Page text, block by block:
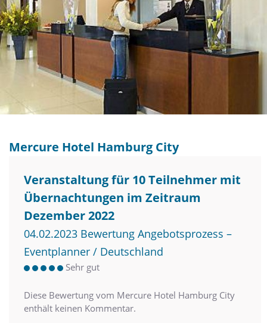
Mercure Hotel Hamburg City
Veranstaltung für 10 Teilnehmer mit
Übernachtungen im Zeitraum
Dezember 2022
04.02.2023 Bewertung Angebotsprozess –
Eventplanner / Deutschland
Sehr gut
Diese Bewertung vom Mercure Hotel Hamburg City
enthält keinen Kommentar.